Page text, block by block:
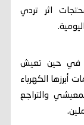
اثر تردي
في حين تعيش
الكهرباء
والتراجع